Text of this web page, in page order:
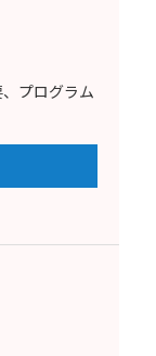
プログラム